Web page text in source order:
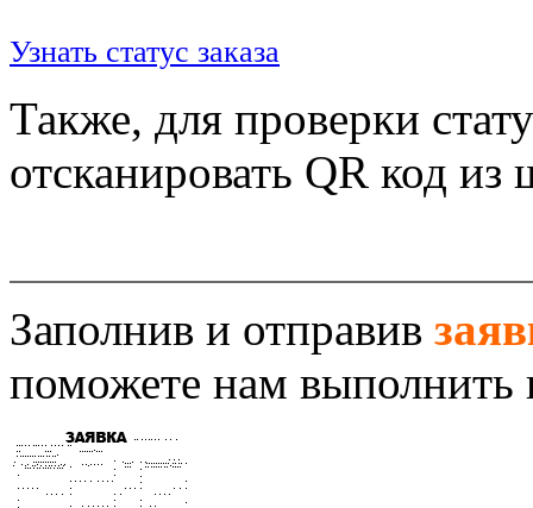
Узнать статус заказа
Также, для проверки
отсканировать QR код из
Заполнив и отправив
поможете нам выполнить